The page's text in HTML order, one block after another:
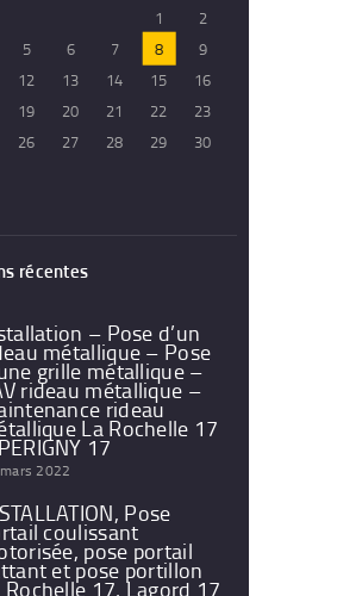
1
2
5 6 7 8
9
12 13 14 15
16
19 20 21 22
23
26 27 28 29
30
récentes
– Pose d’un
métallique – Pose
grille métallique –
rideau métallique –
rideau
La Rochelle 17
17
2022
Pose
coulissant
pose portail
et pose portillon
Rochelle 17, Lagord 17